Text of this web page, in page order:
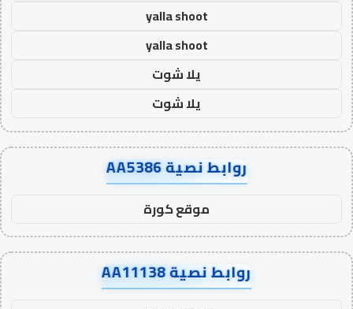
yalla shoot
yalla shoot
يلا شوت
يلا شوت
روابط نصية AA5386
موقع كورة
روابط نصية AA11138